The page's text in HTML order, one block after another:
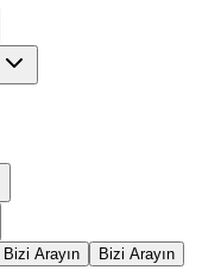
Bizi Arayın Bizi Arayın